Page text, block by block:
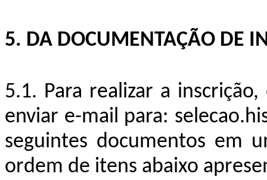
5. DA DOCUMENTAÇÃO DE
5.1. Para realizar a
enviar e-mail para:
seguintes documentos em
ordem de itens abaixo